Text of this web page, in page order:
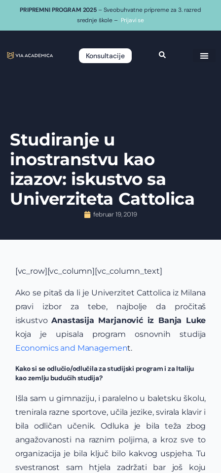
PRIPREMNI PROGRAM 2025 – Sveobuhvatne pripreme za 3. razred
srednje škole – Prijavi se
Konsultacije
Studiranje u
inostranstvu kao
izazov: iskustvo sa
Univerziteta Cattolica
februar 19, 2019
[vc_row][vc_column][vc_column_text]
Ako se pitaš da li je Univerzitet Cattolica iz Milana
pravi izbor za tebe, najbolje da pročitaš
iskustvoAnastasija Marjanović iz Banja Luke
koja je upisala program osnovnih studija
Economics and Management.
Kako si se odlučio/odlučila za studijski program i za Italiju
kao zemlju budućih studija?
Išla sam u gimnaziju, i paralelno u baletsku školu,
trenirala razne sportove, učila jezike, svirala klavir i
bila odličan učenik. Odluka je bila teža zbog
angažovanosti na raznim poljima, a kroz sve to
organizacija je bila ključ bilo kakvog uspjeha. Tu
svestranost sam htjela zadržati bar još koju